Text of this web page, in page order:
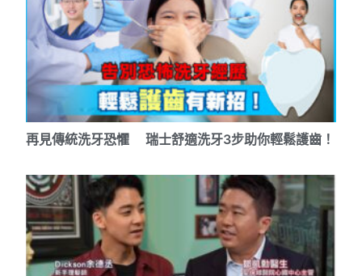
再見傳統洗牙恐懼 瑞士舒適洗牙3步助你輕鬆護齒！